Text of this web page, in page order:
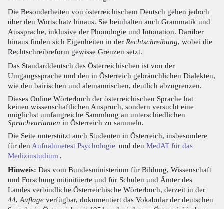
Die Besonderheiten von österreichischem Deutsch gehen jedoch
über den Wortschatz hinaus. Sie beinhalten auch Grammatik und
Aussprache, inklusive der Phonologie und Intonation. Darüber
hinaus finden sich Eigenheiten in der Rechtschreibung, wobei die
Rechtschreibreform gewisse Grenzen setzt.
Das Standarddeutsch des Österreichischen ist von der
Umgangssprache und den in Österreich gebräuchlichen Dialekten,
wie den bairischen und alemannischen, deutlich abzugrenzen.
Dieses Online Wörterbuch der österreichischen Sprache hat
keinen wissenschaftlichen Anspruch, sondern versucht eine
möglichst umfangreiche Sammlung an unterschiedlichen
Sprachvarianten in Österreich zu sammeln.
Die Seite unterstützt auch Studenten in Österreich, insbesondere
für den Aufnahmetest Psychologie und den MedAT für das
Medizinstudium .
Hinweis: Das vom Bundesministerium für Bildung, Wissenschaft
und Forschung mitinitiierte und für Schulen und Ämter des
Landes verbindliche Österreichische Wörterbuch, derzeit in der
44. Auflage verfügbar, dokumentiert das Vokabular der deutschen